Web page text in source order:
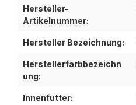
Hersteller-
Artikelnummer:
Hersteller Bezeichnung:
Herstellerfarbbezeichn
ung:
Innenfutter: